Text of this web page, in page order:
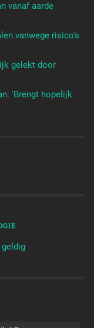
vanaf aarde
vanwege risico's
gelekt door
'Brengt hopelijk